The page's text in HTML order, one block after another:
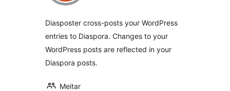
Diasposter cross-posts your WordPress
entries to Diaspora. Changes to your
WordPress posts are reflected in your
Diaspora posts.
Meitar